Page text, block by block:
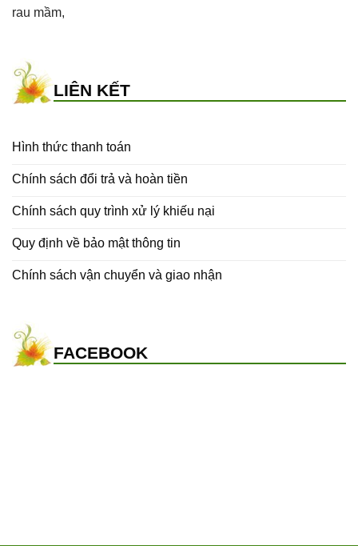
rau mầm,
LIÊN KẾT
Hình thức thanh toán
Chính sách đổi trả và hoàn tiền
Chính sách quy trình xử lý khiếu nại
Quy định về bảo mật thông tin
Chính sách vận chuyển và giao nhận
FACEBOOK